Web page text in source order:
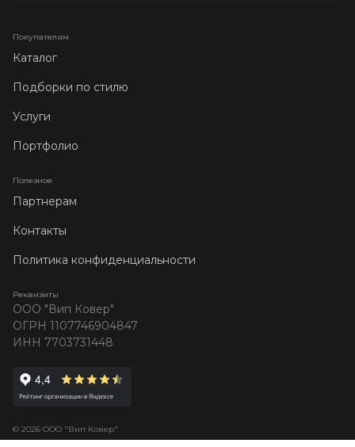
Покупателям
Каталог
Подборки по стилю
Услуги
Портфолио
Полезное
Партнерам
Контакты
Политика конфиденциальности
Реквизиты
ООО "Вип Ковер"
ОГРН 1107746904847
ИНН 7703731448
© 2026 ООО "Вип Ковер"